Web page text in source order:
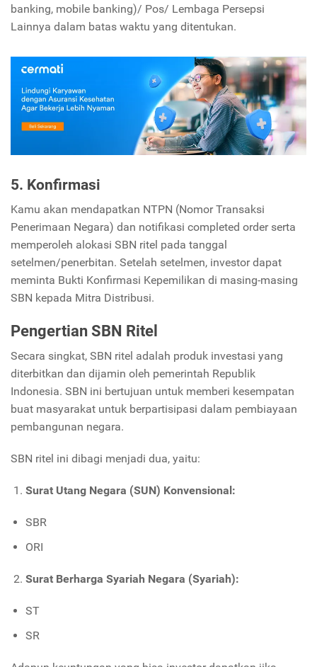
banking, mobile banking)/ Pos/ Lembaga Persepsi
Lainnya dalam batas waktu yang ditentukan.
5. Konfirmasi
Kamu akan mendapatkan NTPN (Nomor Transaksi
Penerimaan Negara) dan notifikasi completed order serta
memperoleh alokasi SBN ritel pada tanggal
setelmen/penerbitan. Setelah setelmen, investor dapat
meminta Bukti Konfirmasi Kepemilikan di masing-masing
SBN kepada Mitra Distribusi.
Pengertian SBN Ritel
Secara singkat, SBN ritel adalah produk investasi yang
diterbitkan dan dijamin oleh pemerintah Republik
Indonesia. SBN ini bertujuan untuk memberi kesempatan
buat masyarakat untuk berpartisipasi dalam pembiayaan
pembangunan negara.
SBN ritel ini dibagi menjadi dua, yaitu:
Surat Utang Negara (SUN) Konvensional:
SBR
ORI
Surat Berharga Syariah Negara (Syariah):
ST
SR